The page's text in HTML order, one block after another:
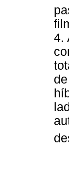
4.